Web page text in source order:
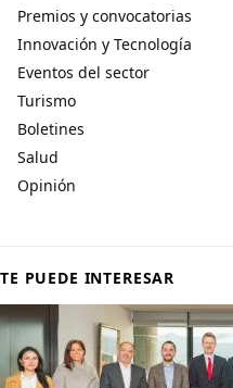
Premios y convocatorias
Innovación y Tecnología
Eventos del sector
Turismo
Boletines
Salud
Opinión
TE PUEDE INTERESAR